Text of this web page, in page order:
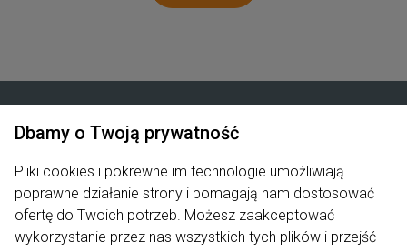
Produkty
Pomoc
Dbamy o Twoją prywatność
Pliki cookies i pokrewne im technologie umożliwiają
poprawne działanie strony i pomagają nam dostosować
ofertę do Twoich potrzeb. Możesz zaakceptować
wykorzystanie przez nas wszystkich tych plików i przejść